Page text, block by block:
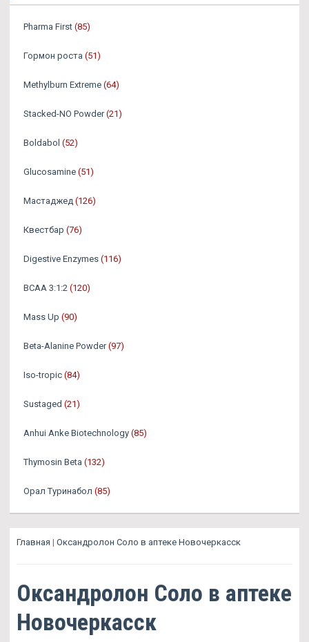
Pharma First (85)
Гормон роста (51)
Methylburn Extreme (64)
Stacked-NO Powder (21)
Boldabol (52)
Glucosamine (51)
Мастаджед (126)
Квестбар (76)
Digestive Enzymes (116)
BCAA 3:1:2 (120)
Mass Up (90)
Beta-Alanine Powder (97)
Iso-tropic (84)
Sustaged (21)
Anhui Anke Biotechnology (85)
Thymosin Beta (132)
Орал Туринабол (85)
Главная | Оксандролон Соло в аптеке Новочеркасск
Оксандролон Соло в аптеке
Новочеркасск